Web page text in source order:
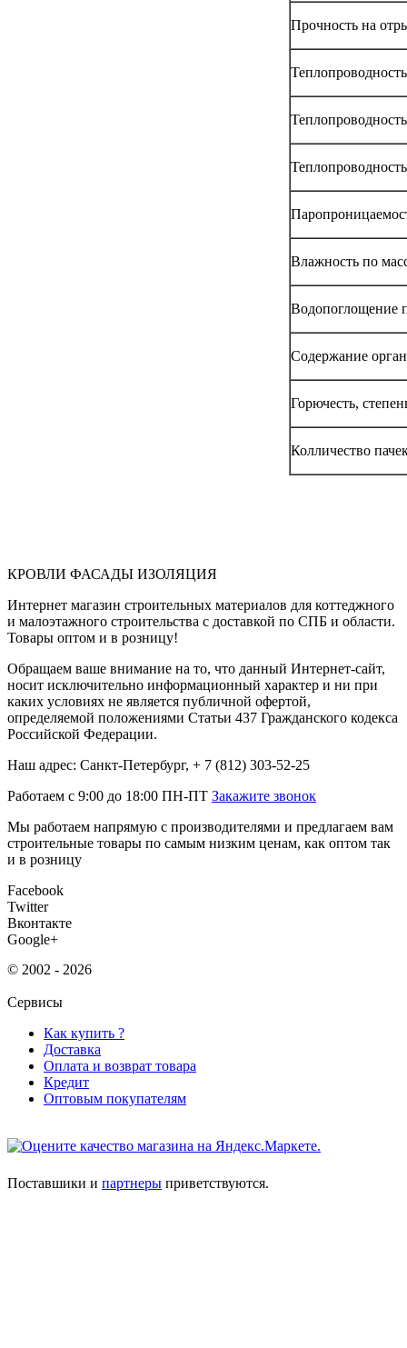
Прочность на
Влажность по
Водопоглощение
Содержание
Горючесть,
Колличество
КРОВЛИ ФАСАДЫ ИЗОЛЯЦИЯ
Интернет магазин строительных материалов для коттеджного
и малоэтажного строительства с доставкой по СПБ и области.
Товары оптом и в розницу!
Обращаем ваше внимание на то, что данный Интернет-сайт,
носит исключительно информационный характер и ни при
каких условиях не является публичной офертой,
определяемой положениями Статьи 437 Гражданского кодекса
Российской Федерации.
Наш адрес: Санкт-Петербург, + 7 (812) 303-52-25
Работаем с 9:00 до 18:00 ПН-ПТ Закажите звонок
Мы работаем напрямую с производителями и предлагаем вам
строительные товары по самым низким ценам, как оптом так
и в розницу
Facebook
Twitter
Вконтакте
Google+
© 2002 - 2026
Сервисы
Как купить ?
Доставка
Оплата и возврат товара
Кредит
Оптовым покупателям
Поставшики и партнеры приветствуются.